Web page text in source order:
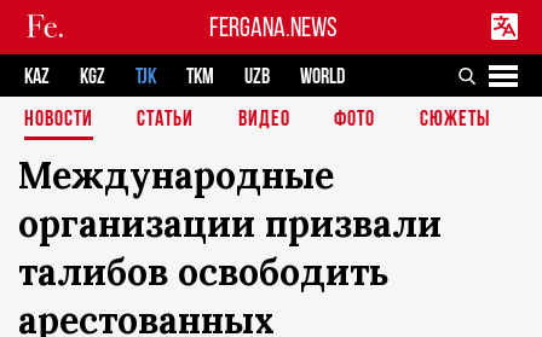
FERGANA.NEWS
KAZ KGZ TJK TKM UZB
WORLD
НОВОСТИ
СТАТЬИ ВИДЕО ФОТО СЮЖЕТЫ
Международные
организации призвали
талибов освободить
арестованных